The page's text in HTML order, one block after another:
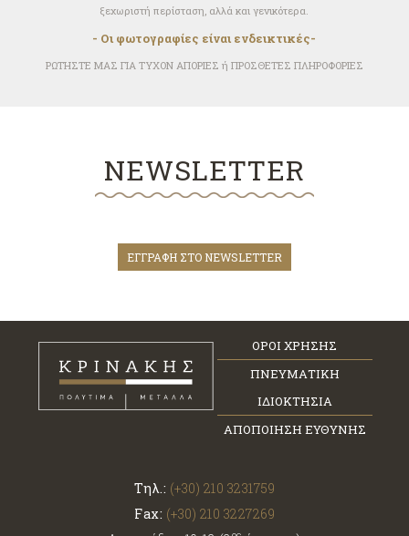
ξεχωριστή περίσταση, αλλά και γενικότερα.
- Οι φωτογραφίες είναι ενδεικτικές-
ΡΩΤΗΣΤΕ ΜΑΣ ΓΙΑ ΤΥΧΟΝ ΑΠΟΡΙΕΣ ή ΠΡΟΣΘΕΤΕΣ ΠΛΗΡΟΦΟΡΙΕΣ
NEWSLETTER
ΕΓΓΡΑΦΗ ΣΤΟ NEWSLETTER
ΟΡΟΙ ΧΡΗΣΗΣ
ΠΝΕΥΜΑΤΙΚΗ
ΙΔΙΟΚΤΗΣΙΑ
ΑΠΟΠΟΙΗΣΗ ΕΥΘΥΝΗΣ
Τηλ.: (+30) 210 3231759
Fax: (+30) 210 3227269